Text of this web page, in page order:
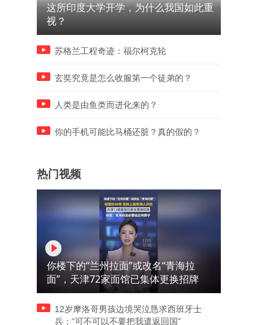
老年人忠告，看哭了很多人
烦，让搬出去。老公也附和
这所印度大学开学，为什么我国如此重
视？
苏格兰工程奇迹：福尔柯克轮
玄奘究竟是怎么收服第一个徒弟的？
人类是由鱼类而进化来的？
你的手机可能比马桶还脏？真的假的？
热门视频
你楼下的“兰州拉面”或改名“青海拉
面”，天津72家面馆已集体更换招牌
12岁摩洛哥男孩边境哭泣恳求西班牙士
兵：“可不可以不要把我遣返回国”